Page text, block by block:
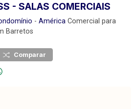
- SALAS COMERCIAIS
- América Comercial para
Barretos
Comparar